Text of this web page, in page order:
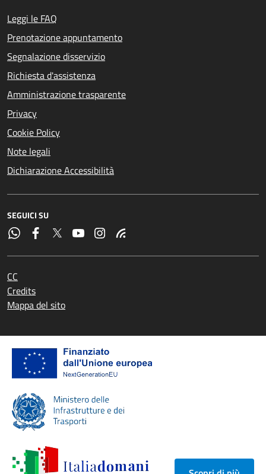
Leggi le FAQ
Prenotazione appuntamento
Segnalazione disservizio
Richiesta d'assistenza
Amministrazione trasparente
Privacy
Cookie Policy
Note legali
Dichiarazione Accessibilità
SEGUICI SU
CC
Credits
Mappa del sito